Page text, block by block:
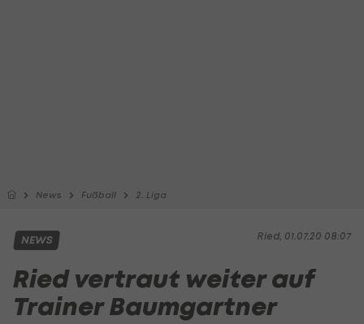
News Fußball 2. Liga
Ried, 01.07.20 08:07
NEWS
Ried vertraut weiter auf
Trainer Baumgartner